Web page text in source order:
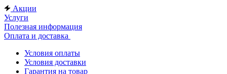
Акции
Услуги
Полезная информация
Оплата и доставка
Условия оплаты
Условия доставки
Гарантия на товар